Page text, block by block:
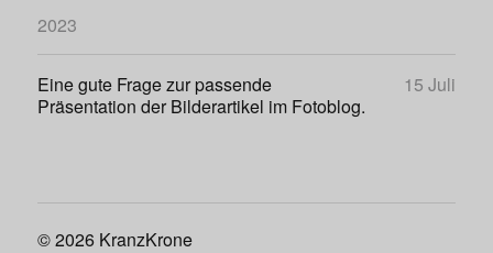
2023
Eine gute Frage zur passende
Präsentation der Bilderartikel im Fotoblog.
15 Juli
© 2026 KranzKrone